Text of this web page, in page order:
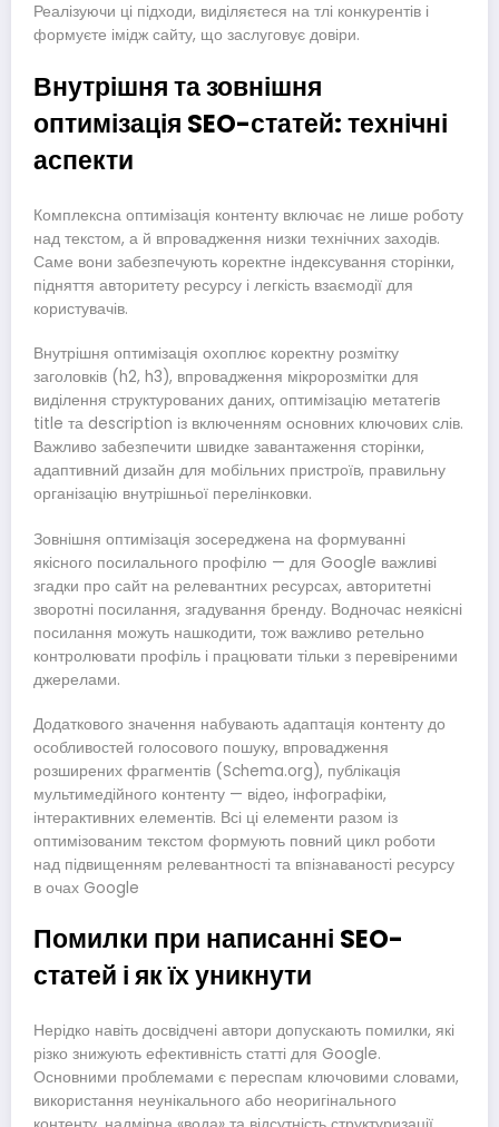
Реалізуючи ці підходи, виділяєтеся на тлі конкурентів і
формуєте імідж сайту, що заслуговує довіри.
Внутрішня та зовнішня
оптимізація SEO-статей: технічні
аспекти
Комплексна оптимізація контенту включає не лише роботу
над текстом, а й впровадження низки технічних заходів.
Саме вони забезпечують коректне індексування сторінки,
підняття авторитету ресурсу і легкість взаємодії для
користувачів.
Внутрішня оптимізація охоплює коректну розмітку
заголовків (h2, h3), впровадження мікророзмітки для
виділення структурованих даних, оптимізацію метатегів
title та description із включенням основних ключових слів.
Важливо забезпечити швидке завантаження сторінки,
адаптивний дизайн для мобільних пристроїв, правильну
організацію внутрішньої перелінковки.
Зовнішня оптимізація зосереджена на формуванні
якісного посилального профілю — для Google важливі
згадки про сайт на релевантних ресурсах, авторитетні
зворотні посилання, згадування бренду. Водночас неякісні
посилання можуть нашкодити, тож важливо ретельно
контролювати профіль і працювати тільки з перевіреними
джерелами.
Додаткового значення набувають адаптація контенту до
особливостей голосового пошуку, впровадження
розширених фрагментів (Schema.org), публікація
мультимедійного контенту — відео, інфографіки,
інтерактивних елементів. Всі ці елементи разом із
оптимізованим текстом формують повний цикл роботи
над підвищенням релевантності та впізнаваності ресурсу
в очах Google
Помилки при написанні SEO-
статей і як їх уникнути
Нерідко навіть досвідчені автори допускають помилки, які
різко знижують ефективність статті для Google.
Основними проблемами є переспам ключовими словами,
використання неунікального або неоригінального